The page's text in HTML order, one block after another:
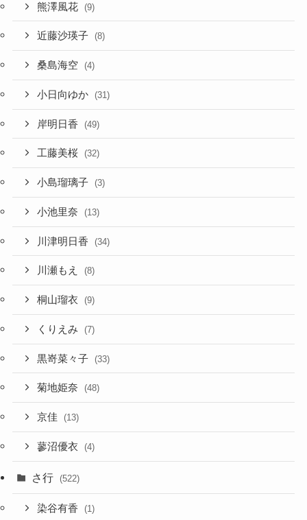
熊澤風花 (9)
近藤沙瑛子 (8)
桑島海空 (4)
小日向ゆか (31)
岸明日香 (49)
工藤美桜 (32)
小島瑠璃子 (3)
小池里奈 (13)
川津明日香 (34)
川瀬もえ (8)
桐山瑠衣 (9)
くりえみ (7)
黒嵜菜々子 (33)
菊地姫奈 (48)
京佳 (13)
蓼沼優衣 (4)
さ行 (522)
染谷有香 (1)